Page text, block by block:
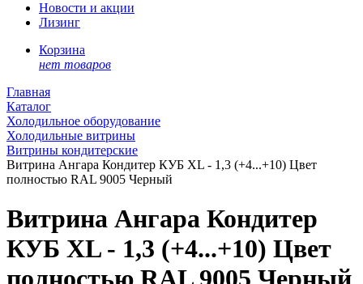
Новости и акции
Лизинг
Корзина
нет товаров
Главная
Каталог
Холодильное оборудование
Холодильные витрины
Витрины кондитерские
Витрина Ангара Кондитер КУБ XL - 1,3 (+4...+10) Цвет
полностью RAL 9005 Черный
Витрина Ангара Кондитер
КУБ XL - 1,3 (+4...+10) Цвет